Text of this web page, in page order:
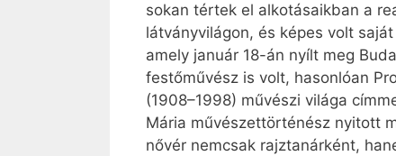
sokan tértek el alkotásaikban a
látványvilágon, és képes volt
amely január 18-án nyílt meg
festőművész is volt, hasonlóan
(1908–1998) művészi világa
Mária művészettörténész nyitott
nővér nemcsak rajztanárként,